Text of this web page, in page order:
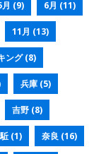
月 (9) 6月 (11)
11月 (13)
ング(8)
兵庫 (5)
吉野 (8)
(1) 奈良 (16)